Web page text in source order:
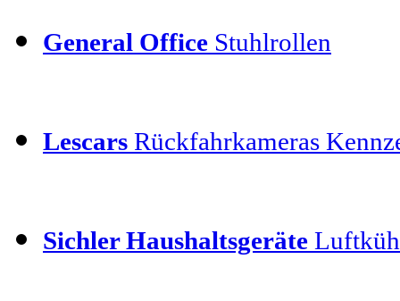
General Office Stuhlrollen
Lescars Rückfahrkameras
Sichler Haushaltsgeräte